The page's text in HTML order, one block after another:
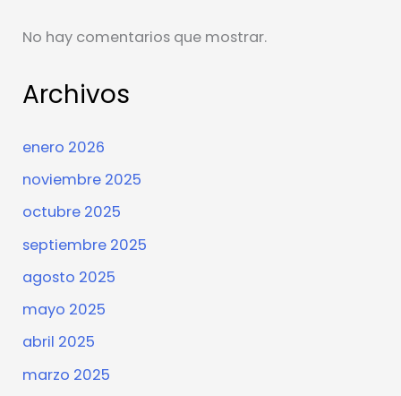
No hay comentarios que mostrar.
Archivos
enero 2026
noviembre 2025
octubre 2025
septiembre 2025
agosto 2025
mayo 2025
abril 2025
marzo 2025